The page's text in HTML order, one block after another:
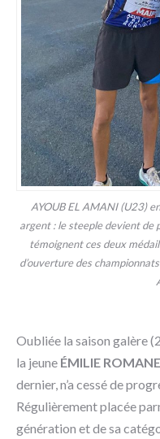
AYOUB EL AMANI (U23)
argent : le steeple devient de
témoignent ces deux
d’ouverture des
Oubliée la saison galère
la jeune ÉMILIE
dernier, n’a cessé de
Régulièrement placée
génération et de sa